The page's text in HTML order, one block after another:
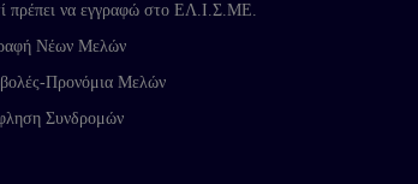
πρέπει να εγγραφώ στο ΕΛ.Ι.Σ.ΜΕ.
Νέων Μελών
Προνόμια Μελών
Συνδρομών